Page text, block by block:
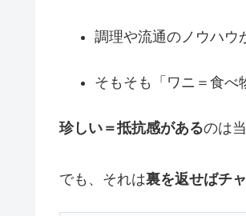
調理や流通のノウハウ
そもそも「ワニ＝食べ
珍しい＝抵抗感があるのは
でも、それは裏を返せばチ